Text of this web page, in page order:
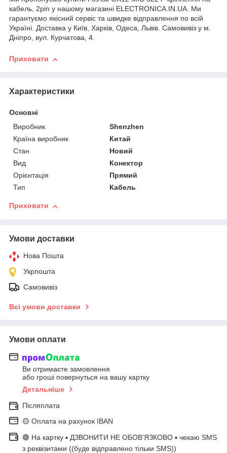
кабель, 2pin у нашому магазині ELECTRONICA.IN.UA. Ми
гарантуємо якісний сервіс та швидке відправлення по всій
Україні. Доставка у Київ, Харків, Одеса, Львів. Самовивіз у м.
Дніпро, вул. Курчатова, 4.
Приховати
Характеристики
Основні
Виробник
Shenzhen
Країна виробник
Китай
Стан
Новий
Вид
Конектор
Орієнтація
Прямий
Тип
Кабель
Приховати
Умови доставки
Нова Пошта
Укрпошта
Самовивіз
Всі умови доставки
Умови оплати
Ви отримаєте замовлення
або гроші повернуться на вашу картку
Детальніше
Післяплата
🟡 Оплата на рахунок IBAN
🟢 На картку ▪️ ДЗВОНИТИ НЕ ОБОВ'ЯЗКОВО ▪️ чекаю SMS
з реквізитами ((буде відправлено тільки SMS))